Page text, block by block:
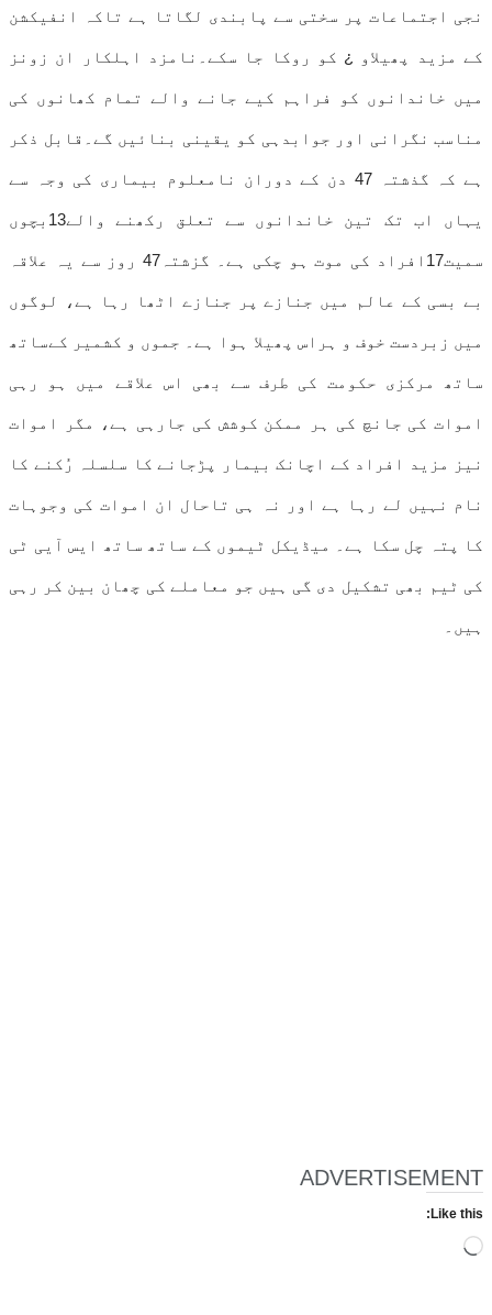
نجی اجتماعات پر سختی سے پابندی لگاتا ہے تاکہ انفیکشن
کے مزید پھیلاو ¿ کو روکا جا سکے۔نامزد اہلکار ان زونز
میں خاندانوں کو فراہم کیے جانے والے تمام کھانوں کی
مناسب نگرانی اور جوابدہی کو یقینی بنائیں گے۔قابل ذکر
ہے کہ گذشتہ 47 دن کے دوران نامعلوم بیماری کی وجہ سے
یہاں اب تک تین خاندانوں سے تعلق رکھنے والے13بچوں
سمیت17افراد کی موت ہو چکی ہے۔ گزشتہ47 روز سے یہ علاقہ
بے بسی کے عالم میں جنازے پر جنازے اٹھا رہا ہے، لوگوں
میں زبردست خوف و ہراس پھیلا ہوا ہے۔ جموں و کشمیر کےساتھ
ساتھ مرکزی حکومت کی طرف سے بھی اس علاقے میں ہو رہی
اموات کی جانچ کی ہر ممکن کوشش کی جارہی ہے، مگر اموات
نیز مزید افراد کے اچانک بیمار پڑجانے کا سلسلہ رُکنے کا
نام نہیں لے رہا ہے اور نہ ہی تاحال ان اموات کی وجوہات
کا پتہ چل سکا ہے۔ میڈیکل ٹیموں کے ساتھ ساتھ ایس آیی ٹی
کی ٹیم بھی تشکیل دی گی ہیں جو معاملے کی چھان بین کر رہی
ہیں۔
ADVERTISEMENT
Like this:
Loading…